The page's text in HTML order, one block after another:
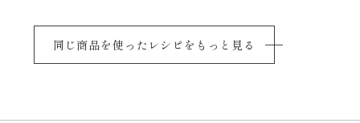
同じ商品を使ったレシピをもっと見る